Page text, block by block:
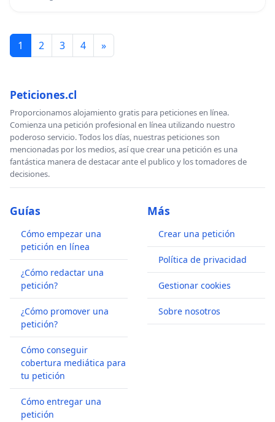
1 2 3 4 »
Peticiones.cl
Proporcionamos alojamiento gratis para peticiones en línea.
Comienza una petición profesional en línea utilizando nuestro
poderoso servicio. Todos los días, nuestras peticiones son
mencionadas por los medios, así que crear una petición es una
fantástica manera de destacar ante el publico y los tomadores de
decisiones.
Guías
Cómo empezar una
petición en línea
¿Cómo redactar una
petición?
¿Cómo promover una
petición?
Cómo conseguir
cobertura mediática para
tu petición
Cómo entregar una
petición
Más
Crear una petición
Política de privacidad
Gestionar cookies
Sobre nosotros